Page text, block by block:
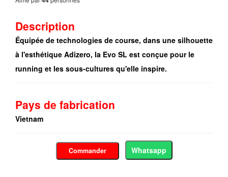
Description
Équipée de technologies de course, dans une silhouette
à l'esthétique Adizero, la Evo SL est conçue pour le
running et les sous-cultures qu'elle inspire.
Pays de fabrication
Vietnam
Commander Whatsapp